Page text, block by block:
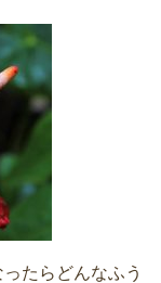
たらどんなふう